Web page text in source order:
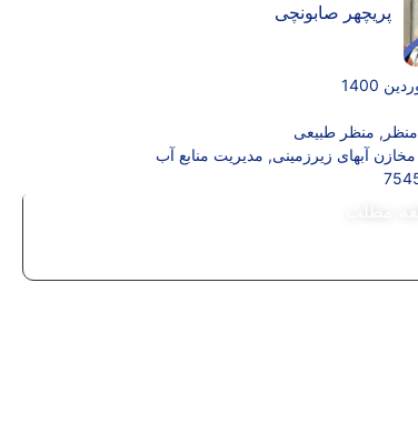
پریچهر صابونچی
منظر , منظر طبیعی
مخازن آبهای زیرزمینی, مدیریت منابع آب